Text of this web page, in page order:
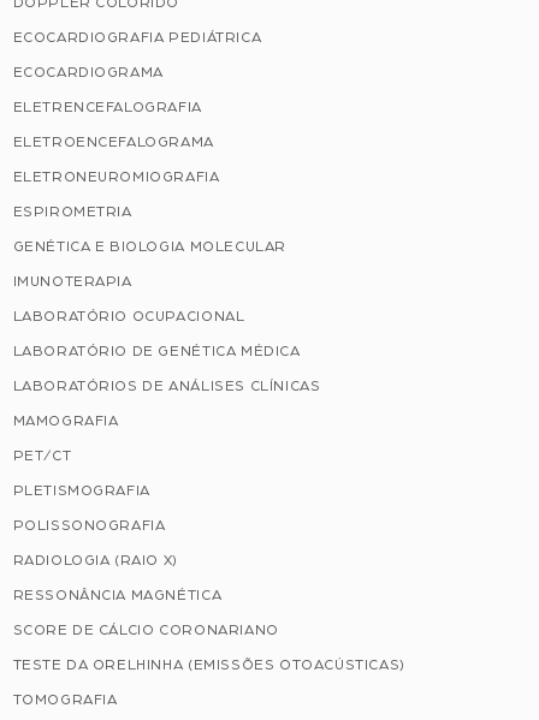
ECOCARDIOGRAFIA PEDIÁTRICA
ECOCARDIOGRAMA
ELETRENCEFALOGRAFIA
ELETROENCEFALOGRAMA
ELETRONEUROMIOGRAFIA
ESPIROMETRIA
GENÉTICA E BIOLOGIA MOLECULAR
IMUNOTERAPIA
LABORATÓRIO OCUPACIONAL
LABORATÓRIO DE GENÉTICA MÉDICA
LABORATÓRIOS DE ANÁLISES CLÍNICAS
MAMOGRAFIA
PET/CT
PLETISMOGRAFIA
POLISSONOGRAFIA
RADIOLOGIA (RAIO X)
RESSONÂNCIA MAGNÉTICA
SCORE DE CÁLCIO CORONARIANO
TESTE DA ORELHINHA (EMISSÕES OTOACÚSTICAS)
TOMOGRAFIA